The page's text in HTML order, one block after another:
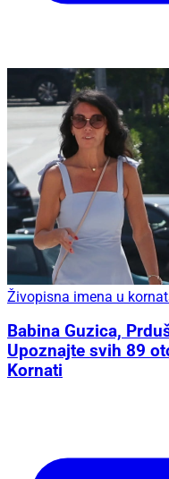
Živopisna imena u
Babina Guzica,
Upoznajte svih 89
Kornati